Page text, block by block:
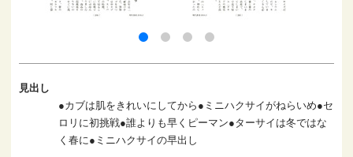
見出し
●カブは肌をきれいにしてから●ミニハクサイがねらいめ●セ
ロリに初挑戦●誰よりも早くピーマン●ターサイは冬ではな
く春に●ミニハクサイの早出し